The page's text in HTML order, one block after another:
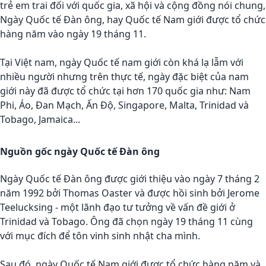
trẻ em trai đối với quốc gia, xã hội và cộng đồng nói chung,
Ngày Quốc tế Đàn ông, hay Quốc tế Nam giới được tổ chức
hàng năm vào ngày 19 tháng 11.
Tại Việt nam, ngày Quốc tế nam giới còn khá lạ lẫm với
nhiều người nhưng trên thực tế, ngày đặc biệt của nam
giới này đã được tổ chức tại hơn 170 quốc gia như: Nam
Phi, Áo, Đan Mạch, Ấn Độ, Singapore, Malta, Trinidad và
Tobago, Jamaica...
Nguồn gốc ngày Quốc tế Đàn ông
Ngày Quốc tế Đàn ông được giới thiệu vào ngày 7 tháng 2
năm 1992 bởi Thomas Oaster và được hồi sinh bởi Jerome
Teelucksing - một lãnh đạo tư tưởng về vấn đề giới ở
Trinidad và Tobago. Ông đã chọn ngày 19 tháng 11 cùng
với mục đích để tôn vinh sinh nhật cha mình.